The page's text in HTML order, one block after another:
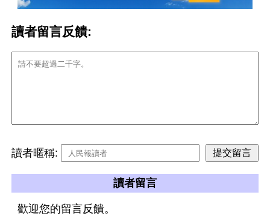
讀者留言反饋:
讀者暱稱:
讀者留言
歡迎您的留言反饋。